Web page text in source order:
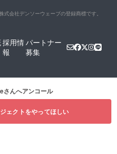
式会社デンソーウェーブの登録商標です。
採用情
報
パートナー
募集
さんへアンコール
ェクトをやってほしい